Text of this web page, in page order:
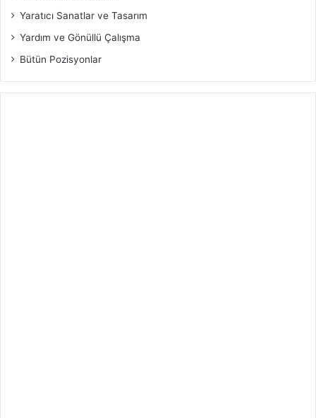
Yaratıcı Sanatlar ve Tasarım
Yardım ve Gönüllü Çalışma
Bütün Pozisyonlar